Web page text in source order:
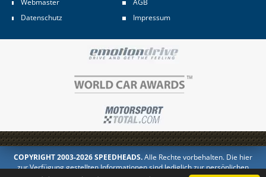
Webmaster
AGB
Datenschutz
Impressum
COPYRIGHT 2003-2026 SPEEDHEADS.Alle Rechte vorbehalten. Die hier
zur Verfügung gestellten Informationen sind lediglich zur persönlichen